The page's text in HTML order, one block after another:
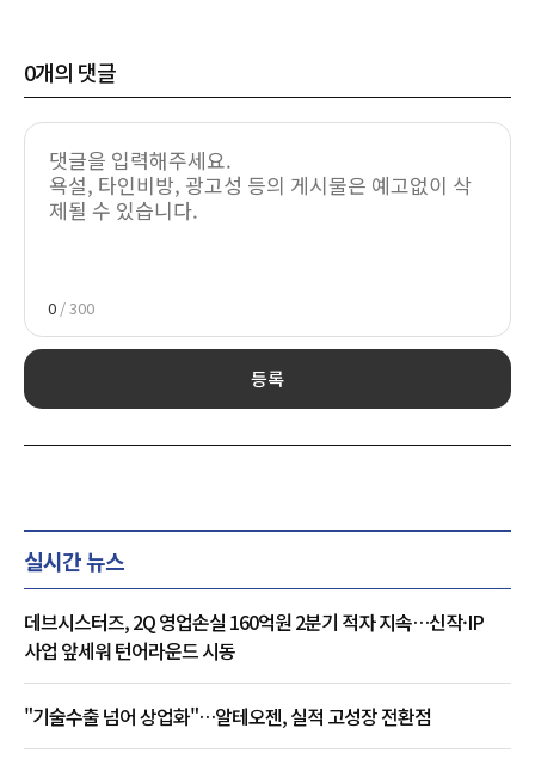
0개의 댓글
0 / 300
등록
실시간 뉴스
데브시스터즈, 2Q 영업손실 160억원 2분기 적자 지속…신작·IP
사업 앞세워 턴어라운드 시동
"기술수출 넘어 상업화"…알테오젠, 실적 고성장 전환점